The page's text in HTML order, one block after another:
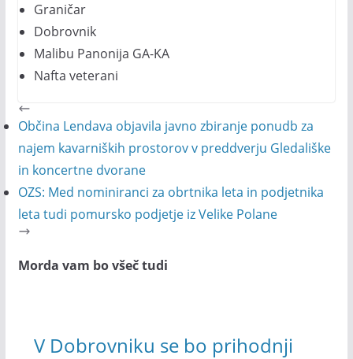
Graničar
Dobrovnik
Malibu Panonija GA-KA
Nafta veterani
Občina Lendava objavila javno zbiranje ponudb za
najem kavarniških prostorov v preddverju Gledališke
in koncertne dvorane
OZS: Med nominiranci za obrtnika leta in podjetnika
leta tudi pomursko podjetje iz Velike Polane
Morda vam bo všeč tudi
V Dobrovniku se bo prihodnji